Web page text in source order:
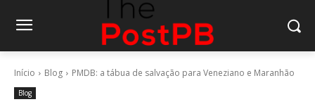
Início Blog PMDB: a tábua de salvação para Veneziano e Maranhão
Blog